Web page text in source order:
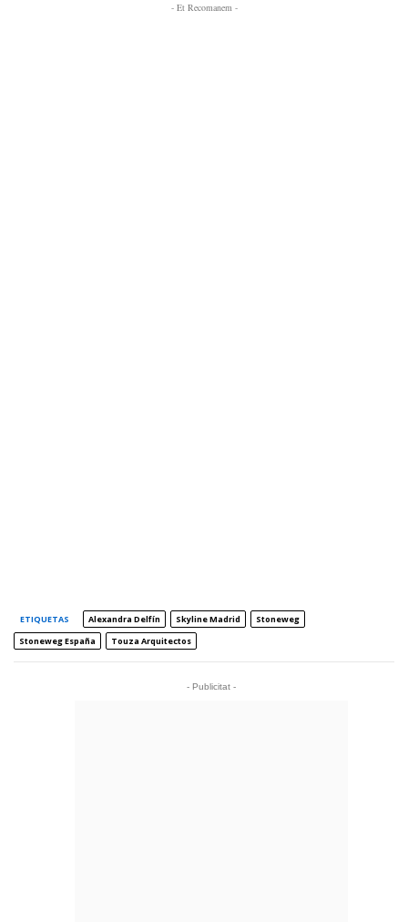
- Et Recomanem -
ETIQUETAS Alexandra Delfín Skyline Madrid
Stoneweg
Stoneweg España
Touza Arquitectos
- Publicitat -